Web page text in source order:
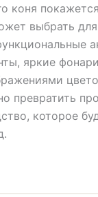
коня
выбрать
яркие
превратить
которое